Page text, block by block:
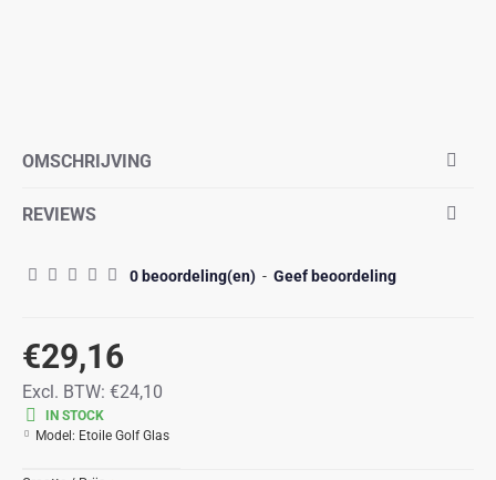
OMSCHRIJVING
REVIEWS
0 beoordeling(en) - Geef beoordeling
€29,16
Excl. BTW: €24,10
IN STOCK
Model: Etoile Golf Glas